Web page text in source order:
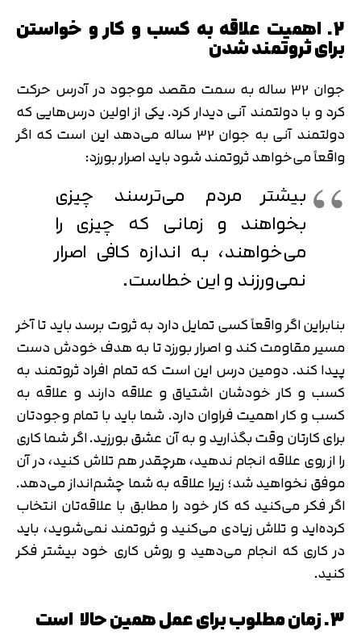
2. اهمیت علاقه به کسب و کار و خواستن
برای ثروتمند شدن
جوان 32 ساله به سمت مقصد موجود در آدرس حرکت
کرد و با دولتمند آنی دیدار کرد. یکی از اولین درس‌هایی که
دولتمند آنی به جوان 32 ساله می‌دهد این است که اگر
واقعاً می‌خواهد ثروتمند شود باید اصرار بورزد:
بیشتر مردم می‌ترسند چیزی
بخواهند و زمانی که چیزی را
می‌خواهند، به اندازه کافی اصرار
نمی‌ورزند و این خطاست.
بنابراین اگر واقعاً کسی تمایل دارد به ثروت برسد باید تا آخر
مسیر مقاومت کند و اصرار بورزد تا به هدف خودش دست
پیدا کند. دومین درس این است که تمام افراد ثروتمند به
کسب و کار خودشان اشتیاق و علاقه دارند و علاقه به
کسب و کار اهمیت فراوان دارد. شما باید با تمام وجودتان
برای کارتان وقت بگذارید و به آن عشق بورزید. اگر شما کاری
را از روی علاقه انجام ندهید، هرچقدر هم تلاش کنید، در آن
موفق نخواهید شد؛ زیرا علاقه به شما چشم‌انداز می‌دهد.
اگر فکر می‌کنید که کار خود را مطابق با علاقه‌تان انتخاب
کرده‌اید و تلاش زیادی می‌کنید و ثروتمند نمی‌شوید، باید
در کاری که انجام می‌دهید و روش کاری خود بیشتر فکر
کنید.
3. زمان مطلوب برای عمل همین حالا است